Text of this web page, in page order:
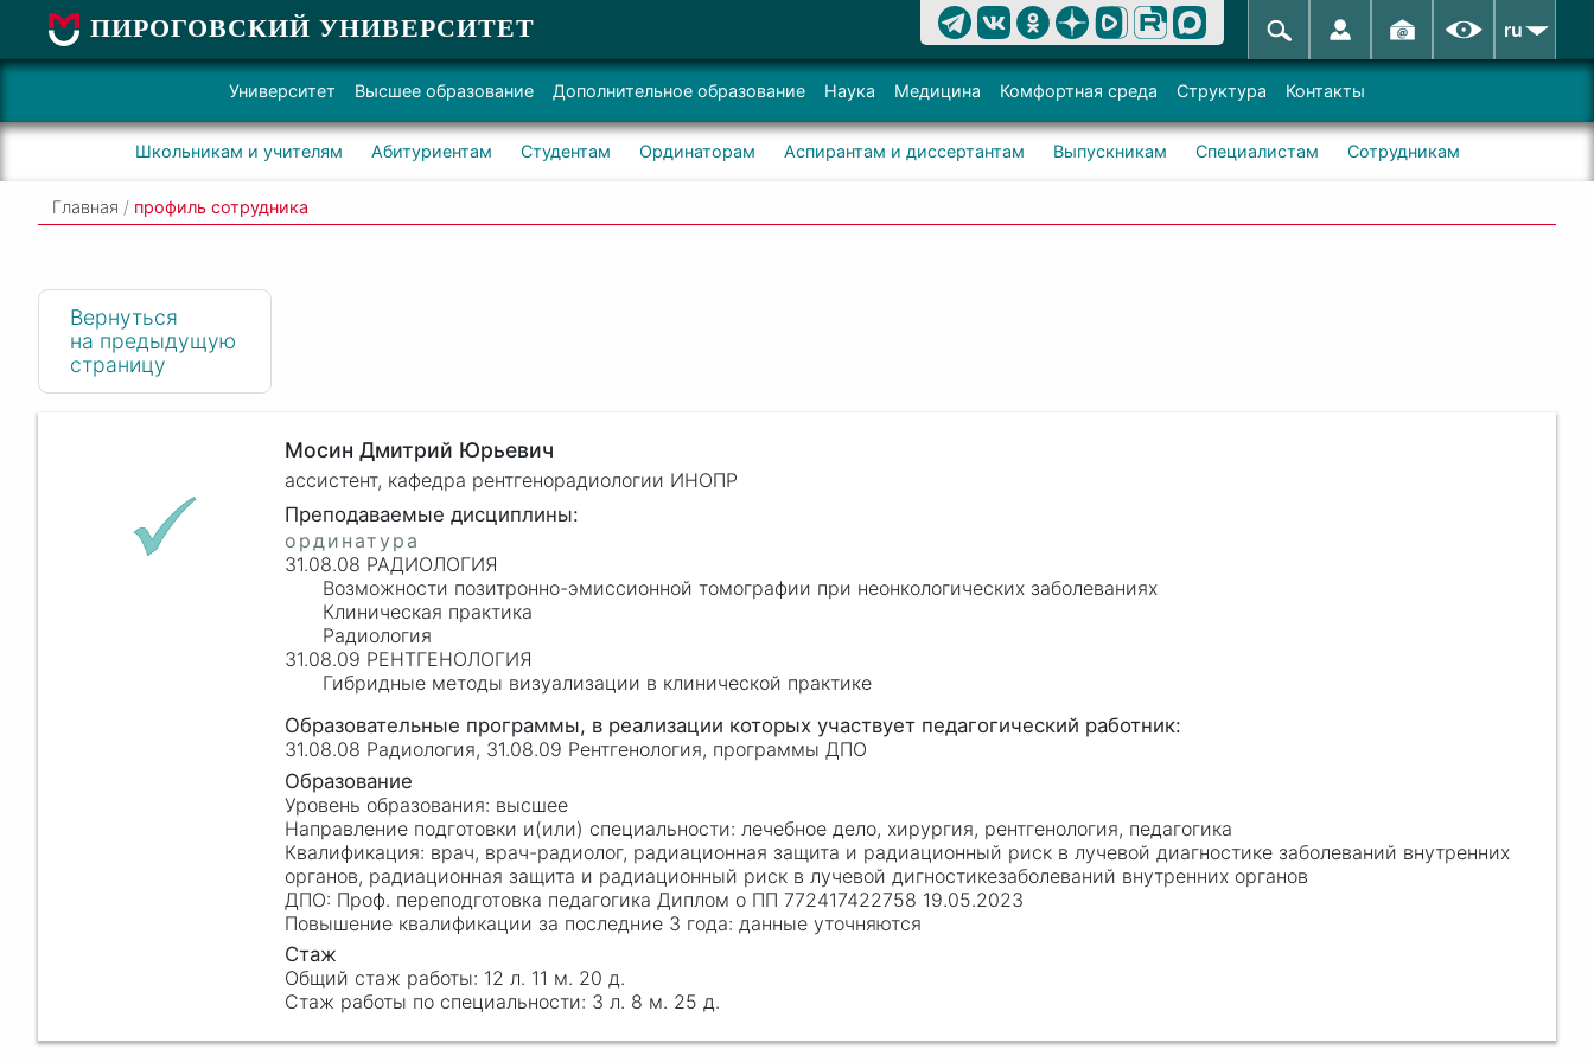
ПИРОГОВСКИЙ УНИВЕРСИТЕТ ru
Университет Высшее образование Дополнительное образование Наука Медицина Комфортная среда Структура Контакты
Школьникам и учителям Абитуриентам Студентам Ординаторам Аспирантам и диссертантам Выпускникам Специалистам Сотрудникам
Главная / профиль сотрудника
Вернуться
на предыдущую
страницу
Мосин Дмитрий Юрьевич
ассистент, кафедра рентгенорадиологии ИНОПР
31.08.08 РАДИОЛОГИЯ
Возможности позитронно-эмиссионной томографии при неонкологических заболеваниях
Клиническая практика
Радиология
31.08.09 РЕНТГЕНОЛОГИЯ
Гибридные методы визуализации в клинической практике
31.08.08 Радиология, 31.08.09 Рентгенология, программы ДПО
высшее
лечебное дело, хирургия, рентгенология, педагогика
врач, врач-радиолог, радиационная защита и радиационный риск в лучевой диагностике заболеваний внутренних
органов, радиационная защита и радиационный риск в лучевой дигностикезаболеваний внутренних органов
Проф. переподготовка педагогика Диплом о ПП 772417422758 19.05.2023
данные уточняются
12 л. 11 м. 20 д.
3 л. 8 м. 25 д.